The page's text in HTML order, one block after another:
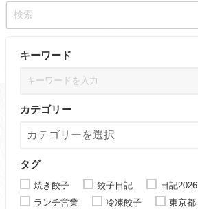
キーワード
カテゴリー
タグ
焼き餃子 餃子日記 日記2026
ランチ営業
冷凍餃子 東京都